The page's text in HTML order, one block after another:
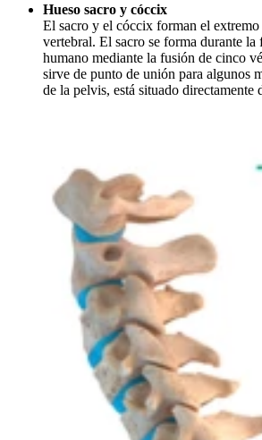
Hueso sacro y cóccix
El sacro y el cóccix forman el extremo
vertebral. El sacro se forma durante la
humano mediante la fusión de cinco
sirve de punto de unión para algunos
de la pelvis, está situado directamente